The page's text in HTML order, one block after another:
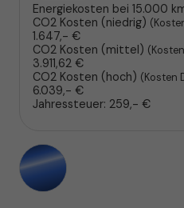
Energiekosten bei 15.000
CO2 Kosten (niedrig)
1.647,- €
CO2 Kosten (mittel)
3.911,62 €
CO2 Kosten (hoch) (Kosten
6.039,- €
Jahressteuer: 259,- €